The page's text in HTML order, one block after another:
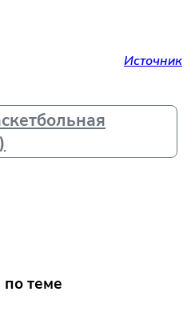
Источник
теме